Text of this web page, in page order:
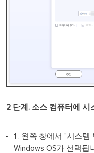
2 단계. 소스 컴퓨터에 시
1 . 왼쪽 창에서 "시스
Windows OS가 선택됩